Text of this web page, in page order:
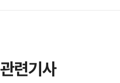
관련기사